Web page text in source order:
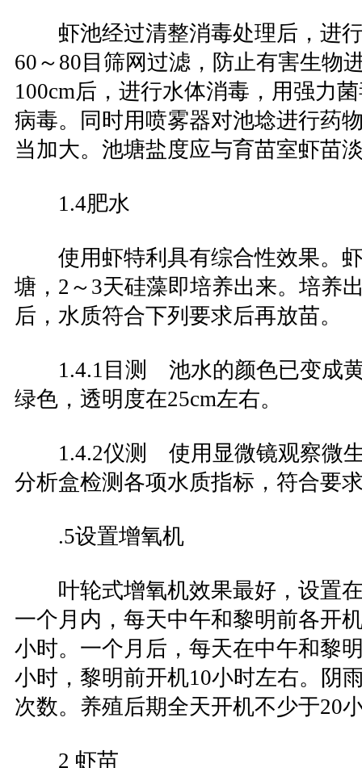
虾池经过清整消毒处理后，进行
60～80目筛网过滤，防止有害生物
100cm后，进行水体消毒，用强力
病毒。同时用喷雾器对池埝进行药
当加大。池塘盐度应与育苗室虾苗
1.4肥水
使用虾特利具有综合性效果。虾
塘，2～3天硅藻即培养出来。培养
后，水质符合下列要求后再放苗。
1.4.1目测 池水的颜色已变成黄
绿色，透明度在25cm左右。
1.4.2仪测 使用显微镜观察微生
分析盒检测各项水质指标，符合要
.5设置增氧机
叶轮式增氧机效果最好，设置在
一个月内，每天中午和黎明前各开
小时。一个月后，每天在中午和黎
小时，黎明前开机10小时左右。阴
次数。养殖后期全天开机不少于20
2 虾苗